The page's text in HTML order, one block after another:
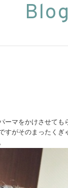
ーマをかけさせても
すがそのまったくぎ